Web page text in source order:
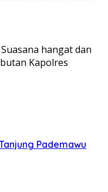
hangat dan
Kapolres
Pademawu